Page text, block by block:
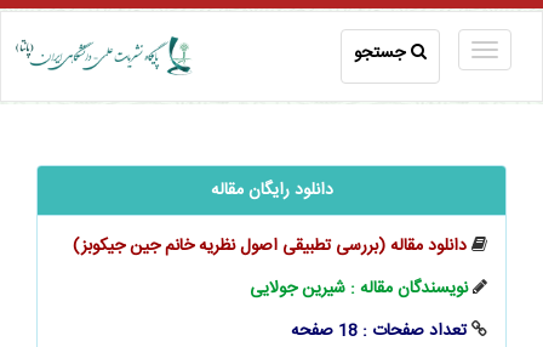
جستجو
دانلود رایگان مقاله
دانلود مقاله (بررسی تطبیقی اصول نظریه خانم جین جیکوبز)
نویسندگان مقاله : شیرین جولایی
تعداد صفحات : 18 صفحه